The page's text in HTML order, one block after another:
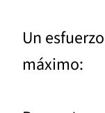
Un
máximo: